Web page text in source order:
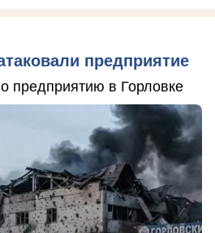
предприятие
предприятию в Горловке